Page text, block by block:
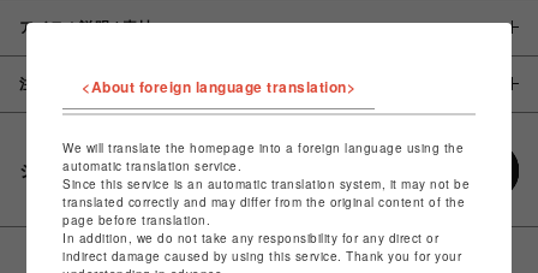
アイテム説明 / 素材
注意事項
シェアする
<About foreign language translation>
We will translate the homepage into a foreign language using the
automatic translation service.
Since this service is an automatic translation system, it may not be
translated correctly and may differ from the original content of the
page before translation.
In addition, we do not take any responsibility for any direct or
indirect damage caused by using this service. Thank you for your